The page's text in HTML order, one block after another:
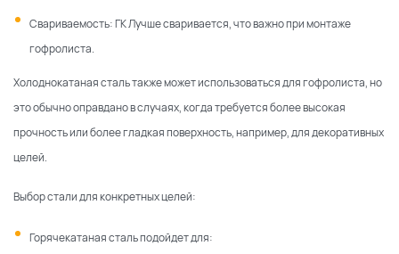
Свариваемость: ГК Лучше сваривается, что важно при монтаже
гофролиста.
Холоднокатаная сталь также может использоваться для гофролиста, но
это обычно оправдано в случаях, когда требуется более высокая
прочность или более гладкая поверхность, например, для декоративных
целей.
Выбор стали для конкретных целей:
Горячекатаная сталь подойдет для: